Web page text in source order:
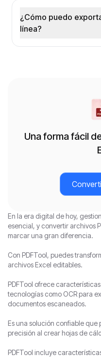
¿Cómo puedo
línea?
Una forma fácil
En la era digital de hoy,
esencial, y convertir archivos
marcar una gran diferencia.
Con PDFTool, puedes
archivos Excel editables.
PDFTool ofrece
tecnologías como OCR para
documentos escaneados.
Es una solución confiable
precisión al crear hojas de
PDFTool incluye